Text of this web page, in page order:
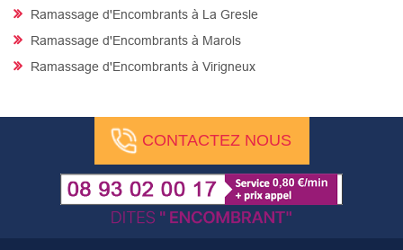
Ramassage d'Encombrants à La Gresle
Ramassage d'Encombrants à Marols
Ramassage d'Encombrants à Virigneux
CONTACTEZ NOUS